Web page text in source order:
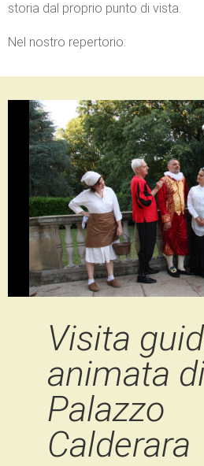
storia dal proprio punto di vista.
Nel nostro repertorio:
Visita
animata
Palazzo
Calderara